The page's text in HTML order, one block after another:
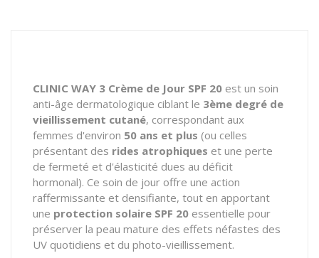
CLINIC WAY 3 Crème de Jour SPF 20 est un soin
anti-âge dermatologique ciblant le 3ème degré de
vieillissement cutané, correspondant aux
femmes d'environ 50 ans et plus (ou celles
présentant des rides atrophiques et une perte
de fermeté et d'élasticité dues au déficit
hormonal). Ce soin de jour offre une action
raffermissante et densifiante, tout en apportant
une protection solaire SPF 20 essentielle pour
préserver la peau mature des effets néfastes des
UV quotidiens et du photo-vieillissement.